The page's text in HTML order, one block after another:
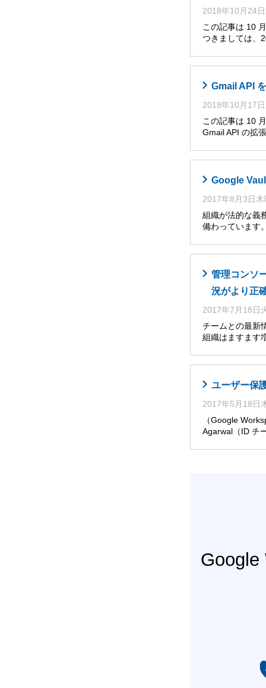
2018年10月24
この記事は 10
つきましては、
Gmail API
2018年10月17
この記事は 10
Gmail API の拡
Google
2017年8月3日木
組織が法的な義
備わっています
管理コンソ
況がより正
2017年7月18日
チームとの最新
組織はますます
ユーザー保
2017年5月18日
（Google
Agarwal（ID チ
Google